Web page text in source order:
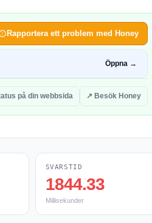
Rapportera ett problem med Honey
Öppna →
på din webbsida ↗ Besök Honey
SVARSTID
1844.33
Millisekunder